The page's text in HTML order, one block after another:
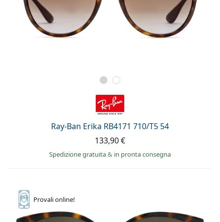
Ray-Ban Erika RB4171 710/T5 54
133,90 €
Spedizione gratuita& in pronta consegna
Provalionline!